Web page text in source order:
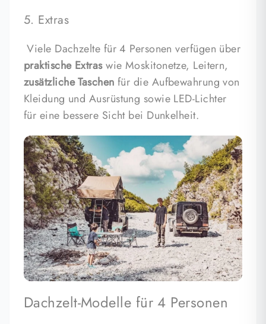
5. Extras
Viele Dachzelte für 4 Personen verfügen über
praktische Extraswie Moskitonetze, Leitern,
zusätzliche Taschen für die Aufbewahrung von
Kleidung und Ausrüstung sowie LED-Lichter
für eine bessere Sicht bei Dunkelheit.
Dachzelt-Modelle für 4 Personen